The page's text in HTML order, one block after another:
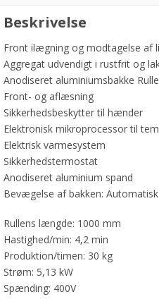
100
Beskrivelse
Front ilægning og modtagelse af
Aggregat udvendigt i rustfrit og
Anodiseret aluminiumsbakke
Front- og aflæsning
Sikkerhedsbeskytter til hænder
Elektronisk mikroprocessor til
Elektrisk varmesystem
Sikkerhedstermostat
Anodiseret aluminium spand
Bevægelse af bakken: Automatisk
Rullens længde: 1000 mm
Hastighed/min: 4,2 min
Produktion/timen: 30 kg
Strøm: 5,13 kW
Spænding: 400V